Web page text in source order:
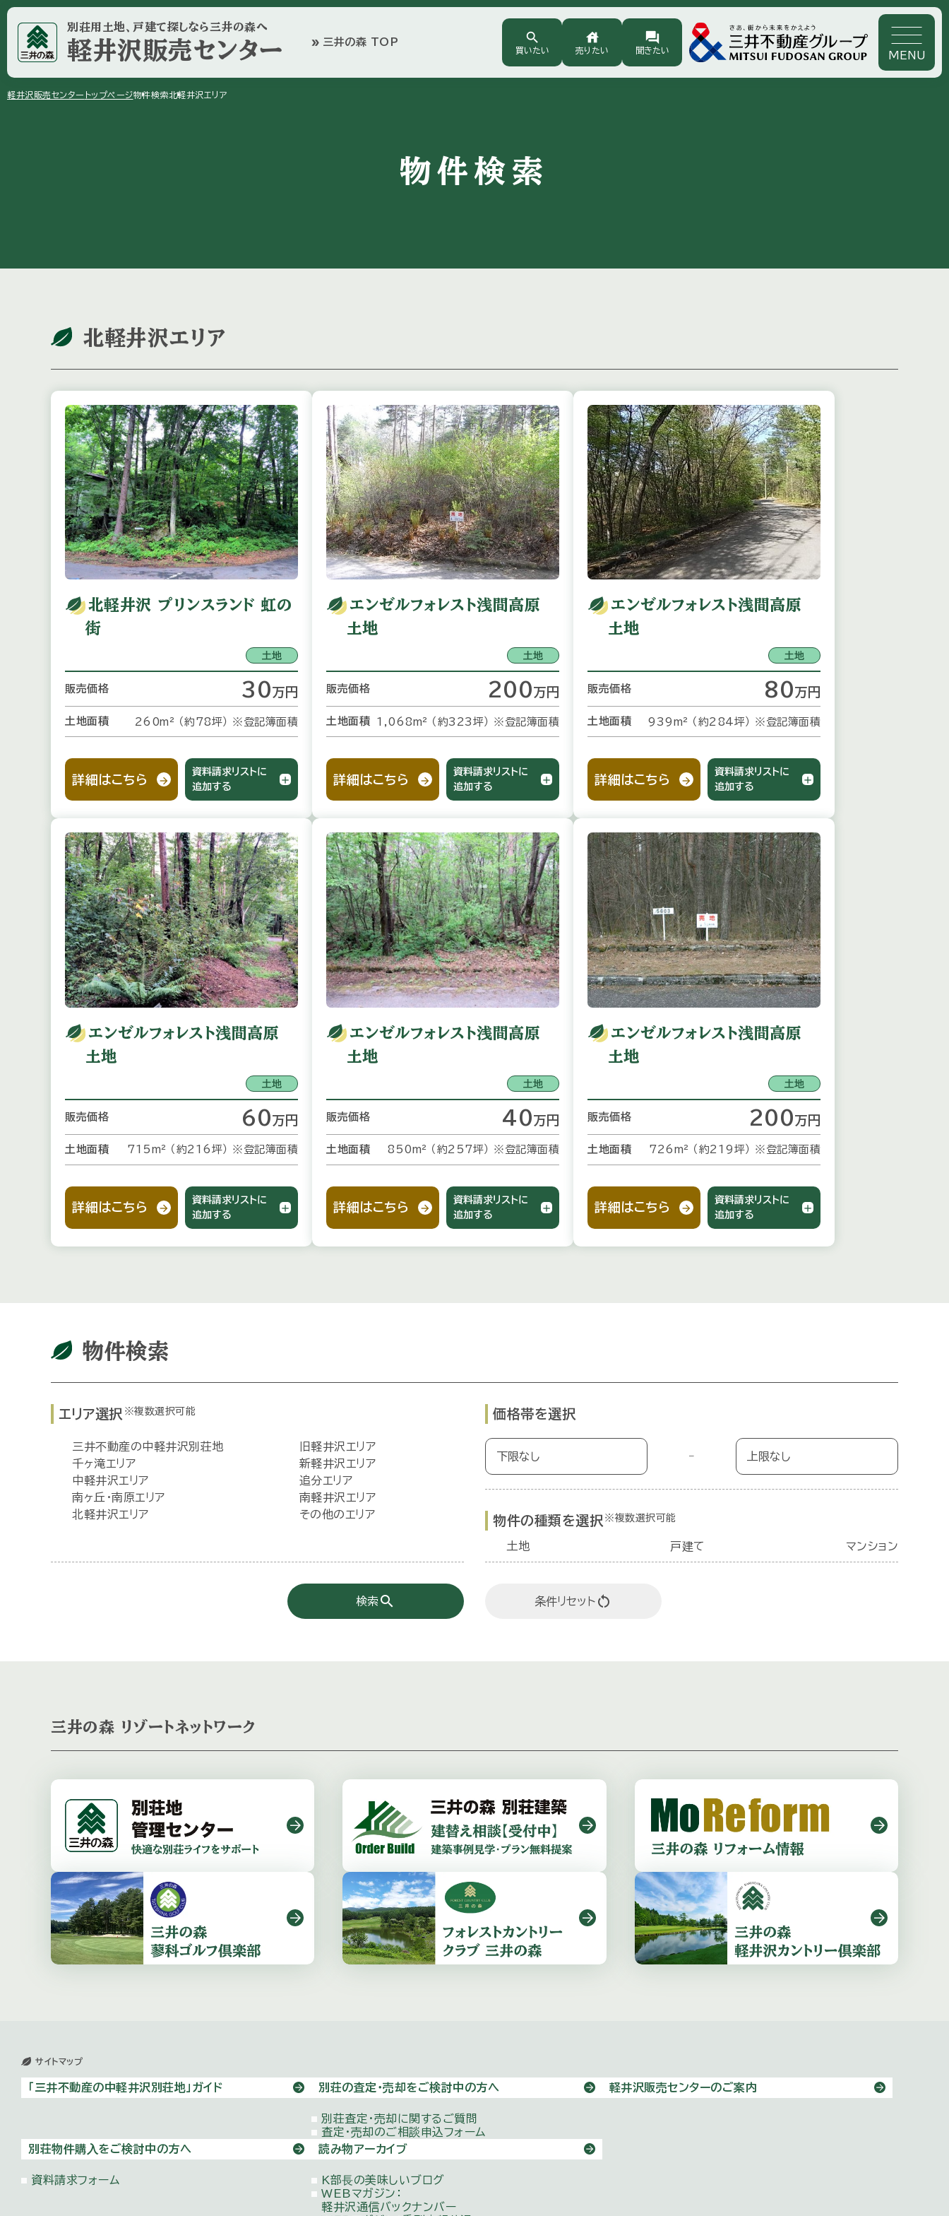
別荘用土地、戸建て探しなら三井の森へ
軽井沢販売センター double_arrow 三井の森 TOP search
買いたい
house
売りたい
forum
聞きたい
MENU
軽井沢販売センター トップページ arrow_right
物件検索 arrow_right
北軽井沢エリア
物件検索
北軽井沢エリア
北軽井沢 プリンスランド 虹の
街
土地
販売価格 30万 円
土地面積 260m² （約78坪） ※登記簿面積
詳細はこちら
資料請求リストに
追加する
エンゼルフォレスト浅間高原
土地
土地
販売価格 200万 円
土地面積 1,068m² （約323坪） ※登記簿面積
詳細はこちら
資料請求リストに
追加する
エンゼルフォレスト浅間高原
土地
土地
販売価格 80万 円
土地面積 939m² （約284坪） ※登記簿面積
詳細はこちら
資料請求リストに
追加する
エンゼルフォレスト浅間高原
土地
土地
販売価格 60万 円
土地面積 715m² （約216坪） ※登記簿面積
詳細はこちら
資料請求リストに
追加する
エンゼルフォレスト浅間高原
土地
土地
販売価格 40万 円
土地面積 850m² （約257坪） ※登記簿面積
詳細はこちら
資料請求リストに
追加する
エンゼルフォレスト浅間高原
土地
土地
販売価格 200万 円
土地面積 726m² （約219坪） ※登記簿面積
詳細はこちら
資料請求リストに
追加する
物件検索
エリア選択 ※複数選択可能
三井不動産の中軽井沢別荘地
旧軽井沢エリア
千ヶ滝エリア
新軽井沢エリア
中軽井沢エリア
追分エリア
南ヶ丘・南原エリア
南軽井沢エリア
北軽井沢エリア
その他のエリア
価格帯を選択
−
物件の種類を選択 ※複数選択可能
土地 戸建て マンション
検索 search 条件リセット restart_alt
三井の森 リゾートネットワーク
サイトマップ
「三井不動産の中軽井沢別荘地」ガイド 別荘の査定・売却をご検討中の方へ
別荘査定・売却に関するご質問
査定・売却のご相談申込フォーム
軽井沢販売センターのご案内
別荘物件購⼊をご検討中の方へ
資料請求フォーム
読み物アーカイブ
K部⻑の美味しいブログ
WEBマガジン：
軽井沢通信バックナンバー